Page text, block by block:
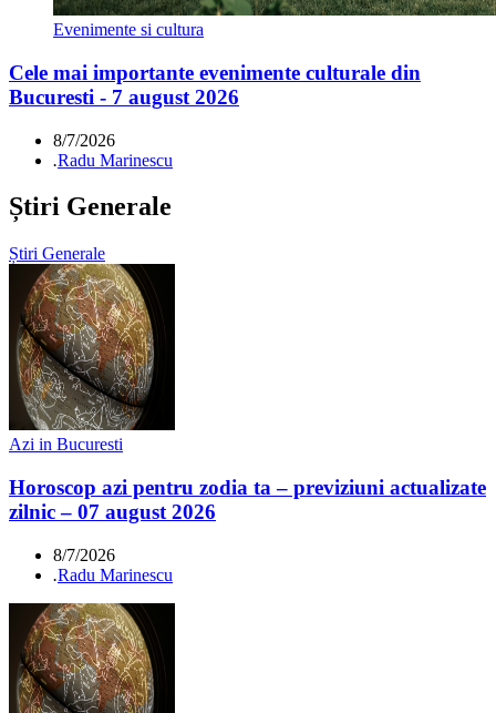
Evenimente si cultura
Cele mai importante evenimente culturale din
Bucuresti - 7 august 2026
8/7/2026
.Radu Marinescu
Știri Generale
Știri Generale
Azi in Bucuresti
Horoscop azi pentru zodia ta – previziuni actualizate
zilnic – 07 august 2026
8/7/2026
.Radu Marinescu